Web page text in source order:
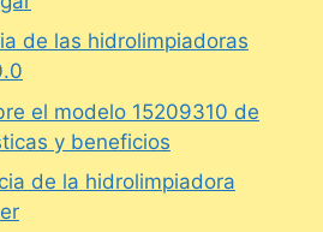
de las hidrolimpiadoras
el modelo 15209310 de
y beneficios
de la hidrolimpiadora